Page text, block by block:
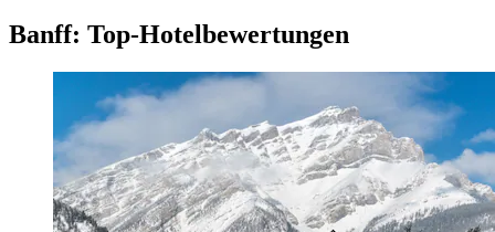
Banff: Top-Hotelbewertungen